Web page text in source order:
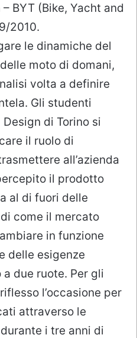
BYT (Bike, Yacht and
2010.
le dinamiche del
moto di domani,
volta a definire
Gli studenti
di Torino si
il ruolo di
all’azienda
il prodotto
al di fuori delle
come il mercato
in funzione
delle esigenze
due ruote. Per gli
l’occasione per
attraverso le
i tre anni di